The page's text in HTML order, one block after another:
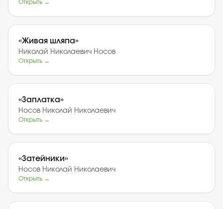
Открыть →
«Живая шляпа»
Николай Николаевич Носов
Открыть →
«Заплатка»
Носов Николай Николаевич
Открыть →
«Затейники»
Носов Николай Николаевич
Открыть →